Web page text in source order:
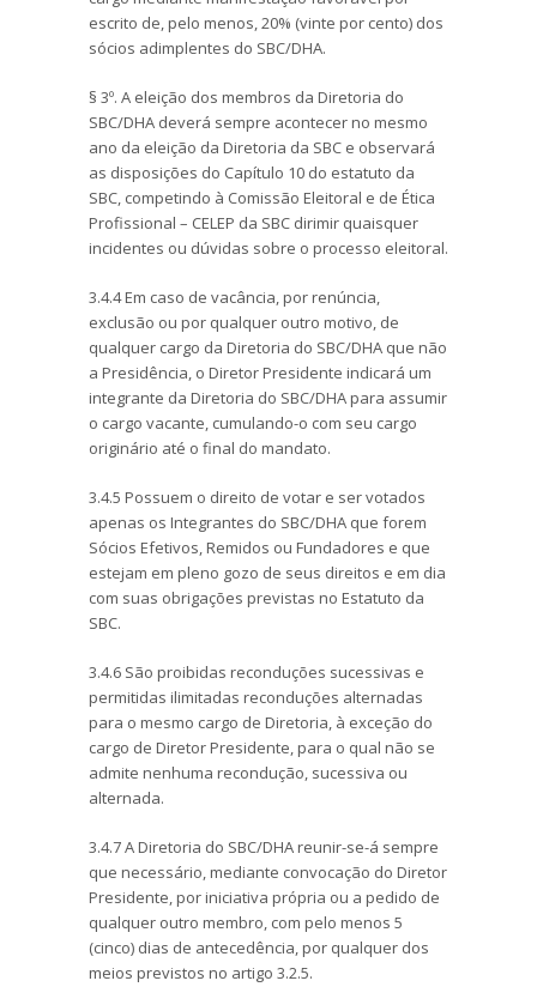
escrito de, pelo menos, 20% (vinte por cento) dos
sócios adimplentes do SBC/DHA.
§ 3º. A eleição dos membros da Diretoria do
SBC/DHA deverá sempre acontecer no mesmo
ano da eleição da Diretoria da SBC e observará
as disposições do Capítulo 10 do estatuto da
SBC, competindo à Comissão Eleitoral e de Ética
Profissional – CELEP da SBC dirimir quaisquer
incidentes ou dúvidas sobre o processo eleitoral.
3.4.4 Em caso de vacância, por renúncia,
exclusão ou por qualquer outro motivo, de
qualquer cargo da Diretoria do SBC/DHA que não
a Presidência, o Diretor Presidente indicará um
integrante da Diretoria do SBC/DHA para assumir
o cargo vacante, cumulando-o com seu cargo
originário até o final do mandato.
3.4.5 Possuem o direito de votar e ser votados
apenas os Integrantes do SBC/DHA que forem
Sócios Efetivos, Remidos ou Fundadores e que
estejam em pleno gozo de seus direitos e em dia
com suas obrigações previstas no Estatuto da
SBC.
3.4.6 São proibidas reconduções sucessivas e
permitidas ilimitadas reconduções alternadas
para o mesmo cargo de Diretoria, à exceção do
cargo de Diretor Presidente, para o qual não se
admite nenhuma recondução, sucessiva ou
alternada.
3.4.7 A Diretoria do SBC/DHA reunir-se-á sempre
que necessário, mediante convocação do Diretor
Presidente, por iniciativa própria ou a pedido de
qualquer outro membro, com pelo menos 5
(cinco) dias de antecedência, por qualquer dos
meios previstos no artigo 3.2.5.